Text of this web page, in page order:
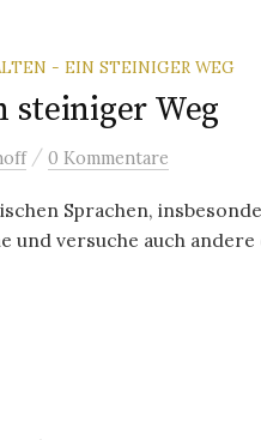
- EIN STEINIGER WEG
steiniger Weg
/ 0 Kommentare
Sprachen,
versuche auch andere